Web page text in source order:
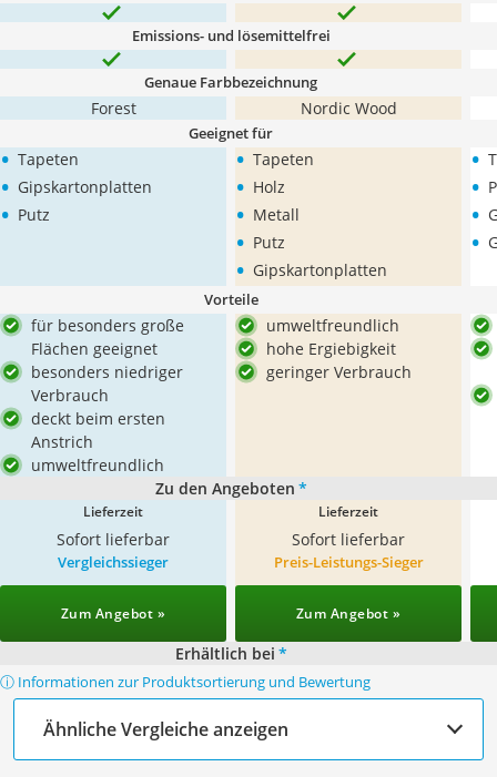
Emissions- und lösemittelfrei
Genaue Farbbezeichnung
Forest Nordic Wood
Geeignet für
• Tapeten
• Gipskartonplatten
• Putz
• Tapeten
• Holz
• Metall
• Putz
• Gipskartonplatten
•
•
•
•
Vorteile
für besonders große
Flächen geeignet
besonders niedriger
Verbrauch
deckt beim ersten
Anstrich
umweltfreundlich
umweltfreundlich
hohe Ergiebigkeit
geringer Verbrauch
Zu den Angeboten *
Lieferzeit
Sofort lieferbar
Lieferzeit
Sofort lieferbar
Vergleichssieger
Zum Angebot »
Preis-Leistungs-Sieger
Zum Angebot »
Erhältlich bei *
ⓘ Informationen zur Produktsortierung und Bewertung
Ähnliche Vergleiche anzeigen